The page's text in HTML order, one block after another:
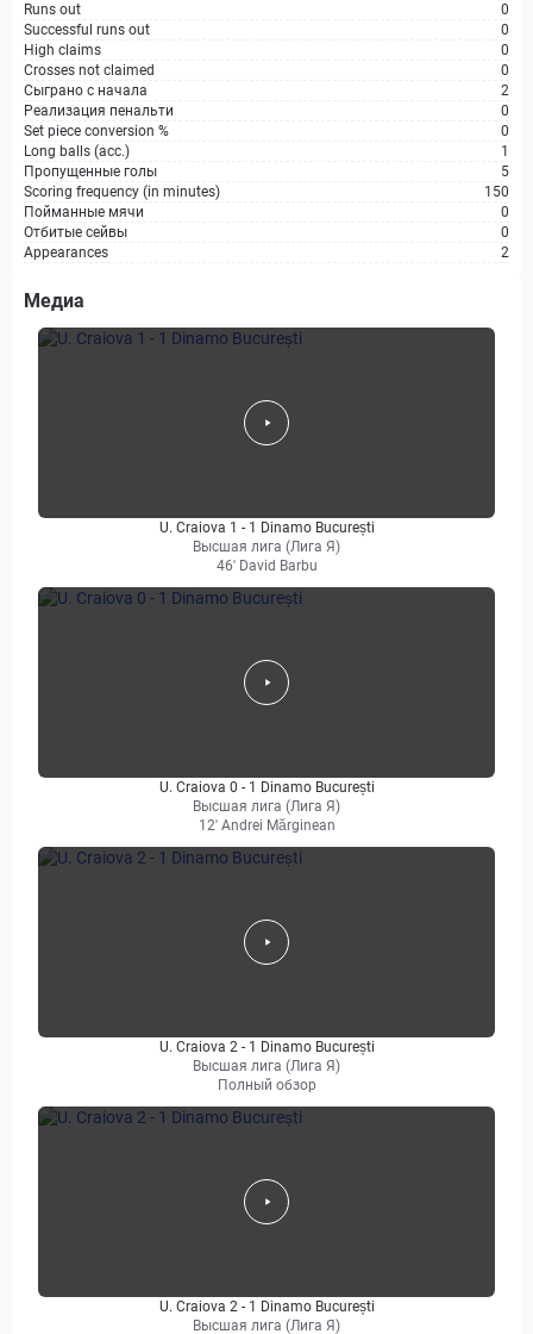
Runs out
0
Successful runs out
0
High claims
0
Crosses not claimed
0
Сыграно с начала
2
Реализация пенальти
0
Set piece conversion %
0
Long balls (acc.)
1
Пропущенные голы
5
Scoring frequency (in minutes)
150
Пойманные мячи
0
Отбитые сейвы
0
Appearances
2
Медиа
U. Craiova 1 - 1 Dinamo București
Высшая лига (Лига Я)
46' David Barbu
U. Craiova 0 - 1 Dinamo București
Высшая лига (Лига Я)
12' Andrei Mărginean
U. Craiova 2 - 1 Dinamo București
Высшая лига (Лига Я)
Полный обзор
U. Craiova 2 - 1 Dinamo București
Высшая лига (Лига Я)